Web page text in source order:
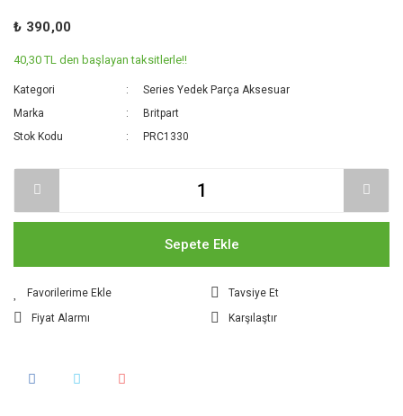
₺ 390,00
40,30 TL den başlayan taksitlerle!!
Kategori
Series Yedek Parça Aksesuar
Marka
Britpart
Stok Kodu
PRC1330
Sepete Ekle
Tavsiye Et
Fiyat Alarmı
Karşılaştır